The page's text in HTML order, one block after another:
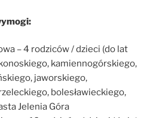
– 4 rodziców / dzieci (do lat
kamiennogórskiego,
jaworskiego,
bolesławieckiego,
Jelenia Góra